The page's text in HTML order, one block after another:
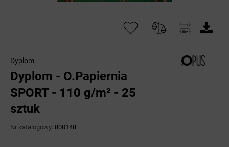
Dyplom
Dyplom - O.Papiernia
SPORT - 110 g/m² - 25
sztuk
Nr katalogowy: 800148